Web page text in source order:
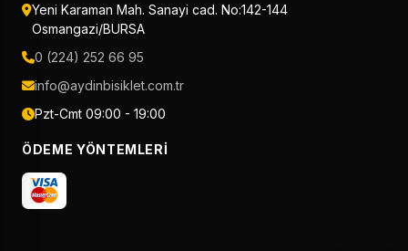
Yeni Karaman Mah. Sanayi cad. No:142-144
Osmangazi/BURSA
0 (224) 252 66 95
info@aydinbisiklet.com.tr
Pzt-Cmt 09:00 - 19:00
ÖDEME YÖNTEMLERI